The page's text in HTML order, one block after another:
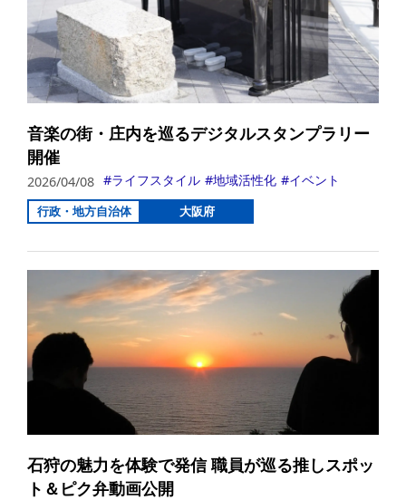
音楽の街・庄内を巡るデジタルスタンプラリー
開催
2026/04/08 ライフスタイル 地域活性化 イベント
行政・地方自治体 大阪府
石狩の魅力を体験で発信 職員が巡る推しスポッ
ト＆ピク弁動画公開